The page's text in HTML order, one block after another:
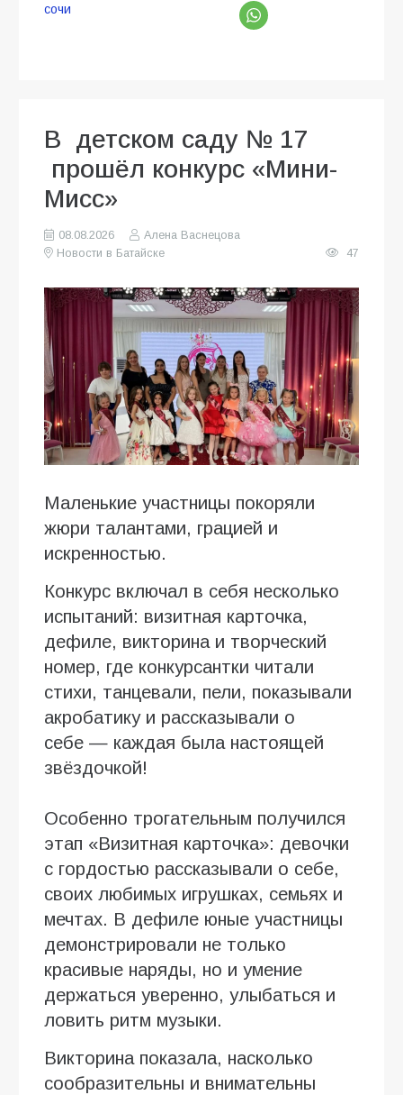
сочи
В детском саду № 17
прошёл конкурс «Мини-
Мисс»
08.08.2026
Алена Васнецова
Новости в Батайске
47
Маленькие участницы покоряли
жюри талантами, грацией и
искренностью.
Конкурс включал в себя несколько
испытаний: визитная карточка,
дефиле, викторина и творческий
номер, где конкурсантки читали
стихи, танцевали, пели, показывали
акробатику и рассказывали о
себе — каждая была настоящей
звёздочкой!
Особенно трогательным получился
этап «Визитная карточка»: девочки
с гордостью рассказывали о себе,
своих любимых игрушках, семьях и
мечтах. В дефиле юные участницы
демонстрировали не только
красивые наряды, но и умение
держаться уверенно, улыбаться и
ловить ритм музыки.
Викторина показала, насколько
сообразительны и внимательны